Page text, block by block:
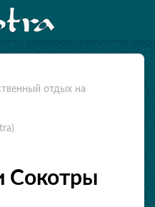
отдых на
Сокотры